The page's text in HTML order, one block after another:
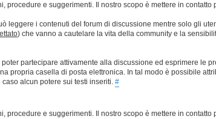
e suggerimenti. Il nostro scopo è mettere in
leggere i contenuti del forum di discussione mentre solo gli
) che vanno a cautelare la vita della community e la
partecipare attivamente alla discussione ed esprimere le
propria casella di posta elettronica. In tal modo è possibile
alcun potere sui testi inseriti. #
e suggerimenti. Il nostro scopo è mettere in